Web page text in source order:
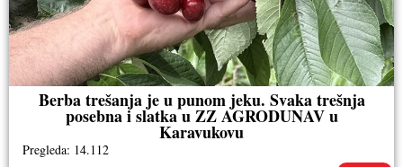
Berba trešanja je u punom jeku. Svaka trešnja
posebna i slatka u ZZ AGRODUNAV u
Karavukovu
Pregleda: 14.112